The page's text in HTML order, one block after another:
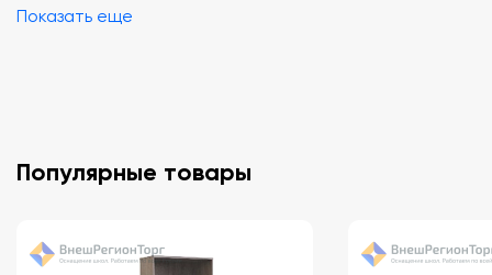
Датчик температуры поверхности,
USB осциллограф (2 канала) автономный,
Графический интерфейс пользователя для работы с
мультидатчиком на компьютере,
Показать еще
Популярные товары